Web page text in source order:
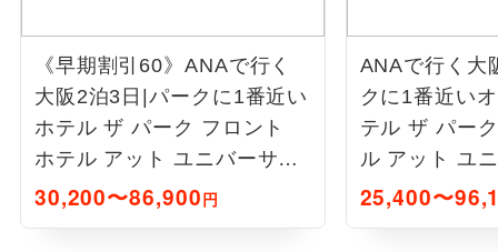
《早期割引60》ANAで行く
大阪2泊3日|パークに1番近い
ホテル ザ パーク フロント
ホテル アット ユニバーサ
ル・スタジオ・ジャパン
30,200〜86,900円
ANAで行く大
クに1番近い
テル ザ パー
ル アット ユ
タジオ・ジャ
25,400〜